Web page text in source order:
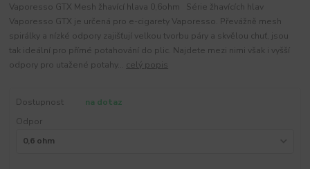
Vaporesso GTX Mesh žhavící hlava 0,6ohm Série žhavících hlav
Vaporesso GTX je určená pro e-cigarety Vaporesso. Převážně mesh
spirálky a nízké odpory zajišťují velkou tvorbu páry a skvělou chuť, jsou
tak ideální pro přímé potahování do plic. Najdete mezi nimi však i vyšší
odpory pro utažené potahy... celý popis
Dostupnost
na dotaz
Odpor